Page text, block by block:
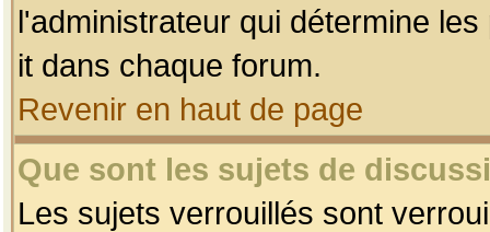
l'administrateur qui détermine
it dans chaque forum.
Revenir en haut de page
Que sont les sujets de
Les sujets verrouillés sont